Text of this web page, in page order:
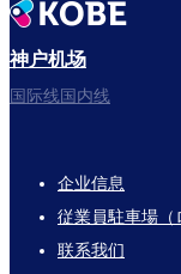
神户机场
国际线国内线
Footer
Links
企业信息
従業員駐車場（
联系我们